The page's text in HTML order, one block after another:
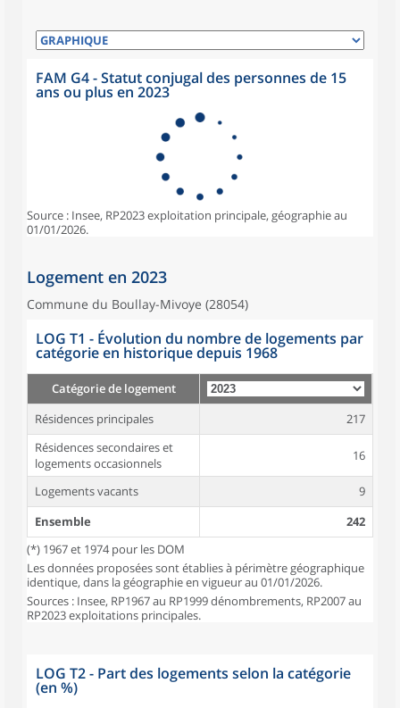
FAM G4 - Statut conjugal des personnes de 15
ans ou plus en 2023
Source : Insee, RP2023 exploitation principale, géographie au
01/01/2026.
Logement en 2023
Commune du Boullay-Mivoye (28054)
LOG T1 - Évolution du nombre de logements par
catégorie en historique depuis 1968
Catégorie de logement
Résidences principales
217
Résidences secondaires et
logements occasionnels
16
Logements vacants
9
Ensemble
242
(*) 1967 et 1974 pour les DOM
Les données proposées sont établies à périmètre géographique
identique, dans la géographie en vigueur au 01/01/2026.
Sources : Insee, RP1967 au RP1999 dénombrements, RP2007 au
RP2023 exploitations principales.
LOG T2 - Part des logements selon la catégorie
(en %)